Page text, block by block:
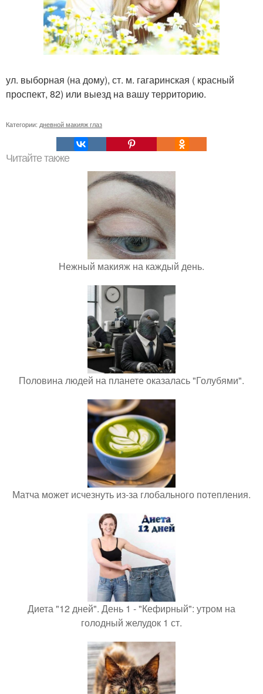
ул. выборная (на дому), ст. м. гагаринская ( красный
проспект, 82) или выезд на вашу территорию.
Категории: дневной макияж глаз
Читайте также
Нежный макияж на каждый день.
Половина людей на планете оказалась "Голубями".
Матча может исчезнуть из-за глобального потепления.
Диета "12 дней". День 1 - "Кефирный": утром на
голодный желудок 1 ст.